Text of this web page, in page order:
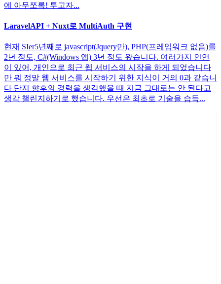
에 아무쪼록! 투고자...
LaravelAPI + Nuxt로 MultiAuth 구현
현재 SIer5년째로 javascript(Jquery만), PHP(프레임워크 없음)를
2년 정도, C#(Windows 앱) 3년 정도 왔습니다. 여러가지 인연
이 있어, 개인으로 최근 웹 서비스의 시작을 하게 되었습니다
만 뭐 정말 웹 서비스를 시작하기 위한 지식이 거의 0과 같습니
다 단지 향후의 경력을 생각했을 때 지금 그대로는 안 된다고
생각 챌린지하기로 했습니다. 우선은 최초로 기술을 습득...